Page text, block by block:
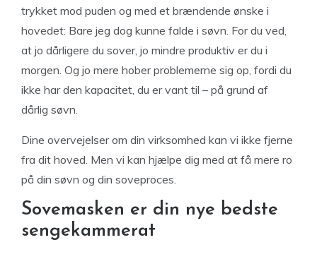
trykket mod puden og med et brændende ønske i
hovedet: Bare jeg dog kunne falde i søvn. For du ved,
at jo dårligere du sover, jo mindre produktiv er du i
morgen. Og jo mere hober problemerne sig op, fordi du
ikke har den kapacitet, du er vant til – på grund af
dårlig søvn.
Dine overvejelser om din virksomhed kan vi ikke fjerne
fra dit hoved. Men vi kan hjælpe dig med at få mere ro
på din søvn og din soveproces.
Sovemasken er din nye bedste
sengekammerat